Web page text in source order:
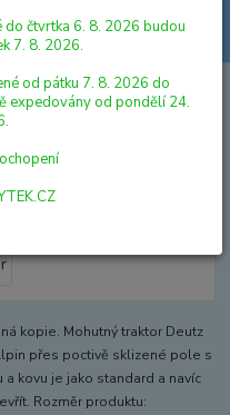
Hledat
SIKU Blister - Traktor s vlekem
s vlekem
kopie. Mohutný traktor Deutz
přes poctivě sklizené pole s
kovu je jako standard a navíc
Rozměr produktu:
do čtvrtka 6. 8. 2026 budou
7. 8. 2026.
od pátku 7. 8. 2026 do
expedovány od pondělí 24.